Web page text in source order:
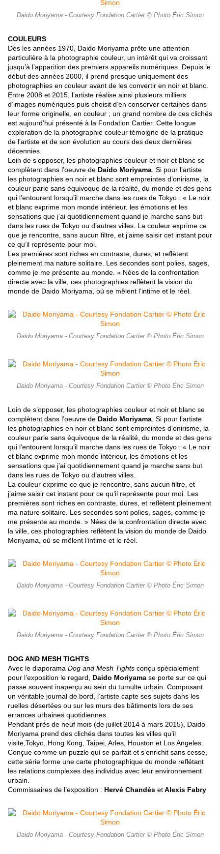
Daido Moriyama - Courtesy Fondation Cartier © Photo Éric Simon
COULEURS
Dès les années 1970, Daido Moriyama prête une attention
particulière à la photographie couleur, un intérêt qui va croissant
jusqu’à l’apparition des premiers appareils numériques. Depuis le
début des années 2000, il prend presque uniquement des
photographies en couleur avant de les convertir en noir et blanc.
Entre 2008 et 2015, l’artiste réalise ainsi plusieurs milliers
d’images numériques puis choisit d’en conserver certaines dans
leur forme originelle, en couleur ; un grand nombre de ces clichés
est aujourd’hui présenté à la Fondation Cartier. Cette longue
exploration de la photographie couleur témoigne de la pratique
de l’artiste et de son évolution au cours des deux dernières
décennies.
Loin de s’opposer, les photographies couleur et noir et blanc se
complètent dans l’oeuvre de Daido Moriyama . Si pour l’artiste
les photographies en noir et blanc sont empreintes d’onirisme, la
couleur parle sans équivoque de la réalité, du monde et des gens
qui l’entourent lorsqu’il marche dans les rues de Tokyo : « Le noir
et blanc exprime mon monde intérieur, les émotions et les
sensations que j’ai quotidiennement quand je marche sans but
dans les rues de Tokyo ou d’autres villes. La couleur exprime ce
que je rencontre, sans aucun filtre, et j’aime saisir cet instant pour
ce qu’il représente pour moi.
Les premières sont riches en contraste, dures, et reflètent
pleinement ma nature solitaire. Les secondes sont polies, sages,
comme je me présente au monde. » Nées de la confrontation
directe avec la ville, ces photographies reflètent la vision du
monde de Daido Moriyama, où se mêlent l’intime et le réel.
Daido Moriyama - Courtesy Fondation Cartier © Photo Éric Simon
Daido Moriyama - Courtesy Fondation Cartier © Photo Éric Simon
Loin de s’opposer, les photographies couleur et noir et blanc se
complètent dans l’oeuvre de Daido Moriyama . Si pour l’artiste
les photographies en noir et blanc sont empreintes d’onirisme, la
couleur parle sans équivoque de la réalité, du monde et des gens
qui l’entourent lorsqu’il marche dans les rues de Tokyo : « Le noir
et blanc exprime mon monde intérieur, les émotions et les
sensations que j’ai quotidiennement quand je marche sans but
dans les rues de Tokyo ou d’autres villes.
La couleur exprime ce que je rencontre, sans aucun filtre, et
j’aime saisir cet instant pour ce qu’il représente pour moi. Les
premières sont riches en contraste, dures, et reflètent pleinement
ma nature solitaire. Les secondes sont polies, sages, comme je
me présente au monde. » Nées de la confrontation directe avec
la ville, ces photographies reflètent la vision du monde de Daido
Moriyama, où se mêlent l’intime et le réel.
Daido Moriyama - Courtesy Fondation Cartier © Photo Éric Simon
Daido Moriyama - Courtesy Fondation Cartier © Photo Éric Simon
DOG AND MESH TIGHTS
Avec le diaporama Dog and Mesh Tights conçu spécialement
pour l’exposition le regard, Daido Moriyama se porte sur ce qui
passe souvent inaperçu au sein du tumulte urbain. Composant
un véritable journal de bord, l’artiste capte ses sujets dans les
ruelles désertées ou sur les murs des bâtiments lors de ses
errances urbaines quotidiennes.
Pendant près de neuf mois (de juillet 2014 à mars 2015), Daido
Moriyama prend des clichés dans toutes les villes qu’il
visite,Tokyo, Hong Kong, Taipei, Arles, Houston et Los Angeles.
Conçue comme un puzzle qui se parfait et s’enrichit sans cesse,
cette série forme une carte photographique du monde reflétant
les relations complexes des individus avec leur environnement
urbain.
Commissaires de l’exposition : Hervé Chandès etAlexis Fabry
Daido Moriyama - Courtesy Fondation Cartier © Photo Éric Simon